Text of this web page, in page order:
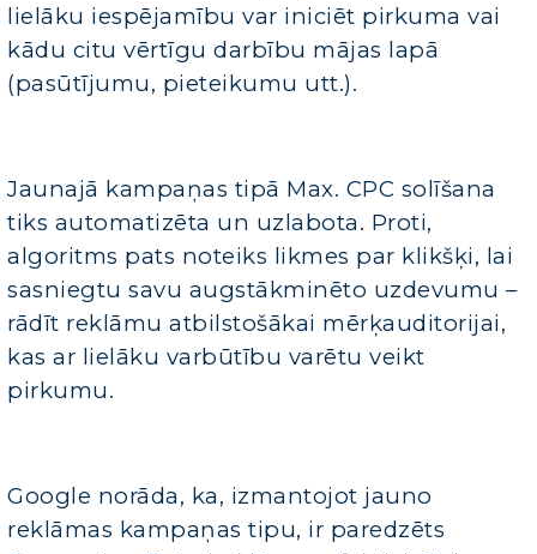
lielāku iespējamību var iniciēt pirkuma vai
kādu citu vērtīgu darbību mājas lapā
(pasūtījumu, pieteikumu utt.).
Jaunajā kampaņas tipā Max. CPC solīšana
tiks automatizēta un uzlabota. Proti,
algoritms pats noteiks likmes par klikšķi, lai
sasniegtu savu augstākminēto uzdevumu –
rādīt reklāmu atbilstošākai mērķauditorijai,
kas ar lielāku varbūtību varētu veikt
pirkumu.
Google norāda, ka, izmantojot jauno
reklāmas kampaņas tipu, ir paredzēts